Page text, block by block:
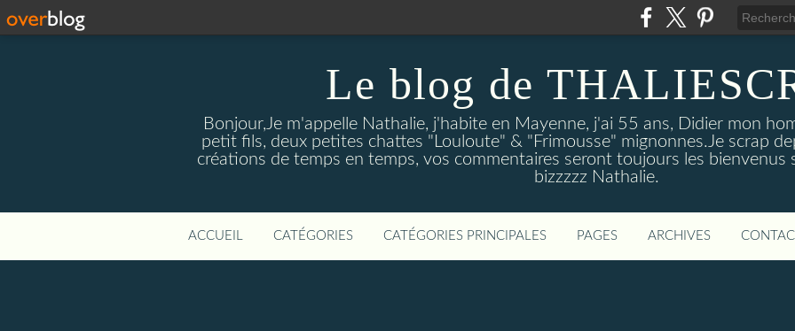
Le blog de
Bonjour,Je m'appelle Nathalie, j'habite en Mayenne, j'ai 55 ans, Didier mon
petit fils, deux petites chattes "Louloute" & "Frimousse" mignonnes.Je scrap
créations de temps en temps, vos commentaires seront toujours les bienvenus
bizzzzz Nathalie.
ACCUEIL CATÉGORIES CATÉGORIES PRINCIPALES PAGES ARCHIVES